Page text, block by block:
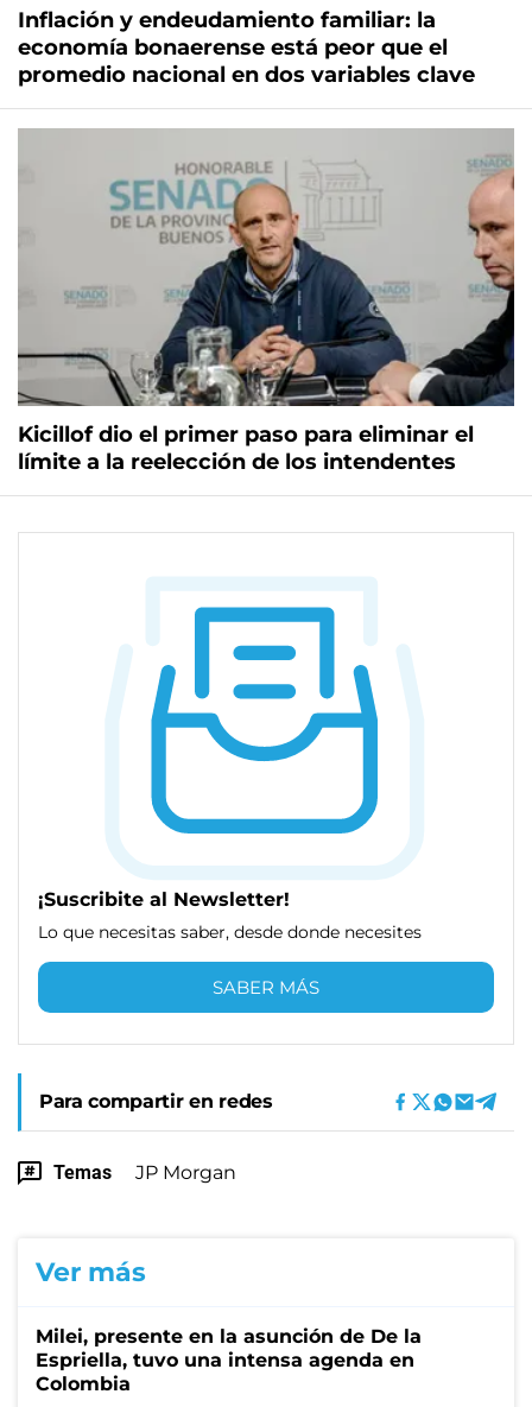
Inflación y endeudamiento familiar: la
economía bonaerense está peor que el
promedio nacional en dos variables clave
Kicillof dio el primer paso para eliminar el
límite a la reelección de los intendentes
¡Suscribite al Newsletter!
Lo que necesitas saber, desde donde necesites
SABER MÁS
Para compartir en redes
Temas JP Morgan
Ver más
Milei, presente en la asunción de De la
Espriella, tuvo una intensa agenda en
Colombia